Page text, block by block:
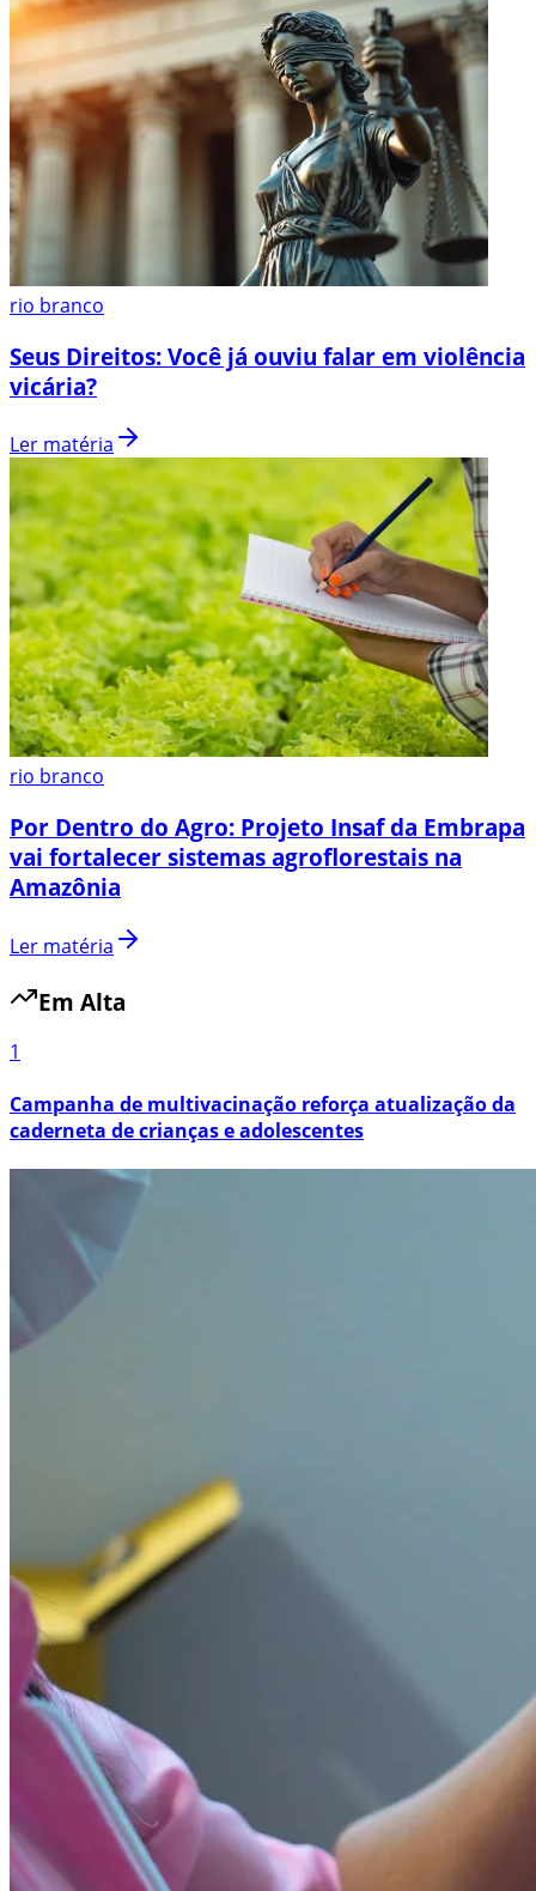
rio branco
Seus Direitos: Você já ouviu falar em violência
vicária?
Ler matéria
rio branco
Por Dentro do Agro: Projeto Insaf da Embrapa
vai fortalecer sistemas agroflorestais na
Amazônia
Ler matéria
Em Alta
1
Campanha de multivacinação reforça atualização da
caderneta de crianças e adolescentes